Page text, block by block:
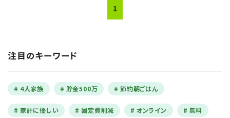
1
注目のキーワード
4人家族 貯金500万 節約朝ごはん
家計に優しい 固定費削減 オンライン 無料